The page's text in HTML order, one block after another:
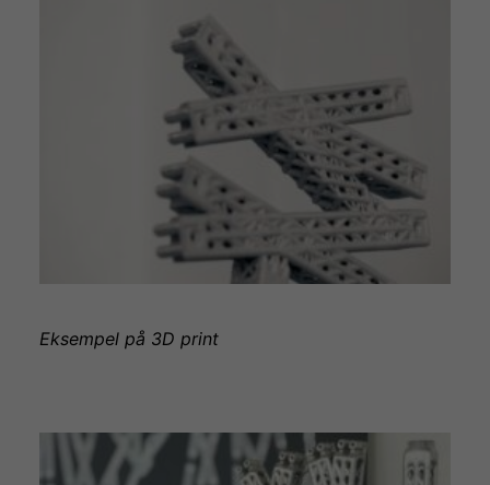
Eksempel på 3D print